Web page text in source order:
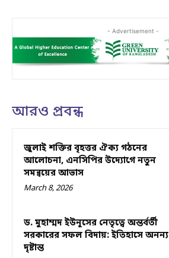
- Advertisement -
আরও প্রবন্ধ
জুলাই শক্তির বৃহত্তর ঐক্য গঠনের
আলোচনা, এনসিপির উদ্যোগে নতুন
সমন্বয়ের আভাস
March 8, 2026
ড. মুহাম্মদ ইউনূসের নেতৃত্বে অন্তর্বর্তী
সরকারের সফল বিদায়: ইতিহাসে অনন্য
দৃষ্টান্ত